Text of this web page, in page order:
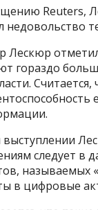
Reuters,
недовольство
Лескюр
гораздо
выступлении
следует в
называемых
в цифровые